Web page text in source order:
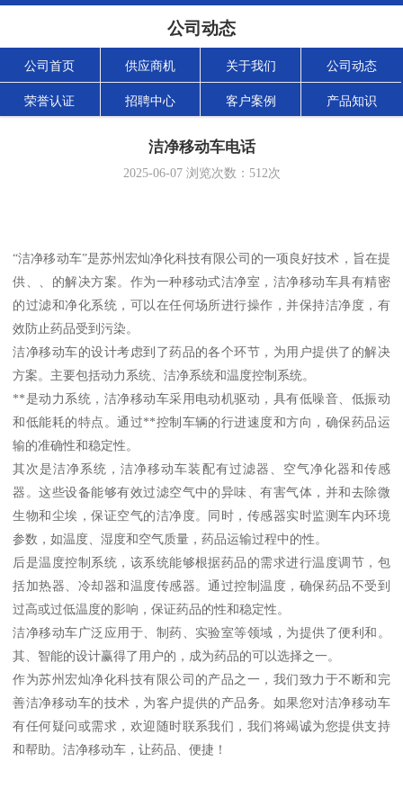
公司动态
公司首页 供应商机 关于我们 公司动态
荣誉认证 招聘中心 客户案例 产品知识
洁净移动车电话
2025-06-07浏览次数： 512次
“洁净移动车”是苏州宏灿净化科技有限公司的一项良好技术，旨在提
供、、的解决方案。作为一种移动式洁净室，洁净移动车具有精密
的过滤和净化系统，可以在任何场所进行操作，并保持洁净度，有
效防止药品受到污染。
洁净移动车的设计考虑到了药品的各个环节，为用户提供了的解决
方案。主要包括动力系统、洁净系统和温度控制系统。
**是动力系统，洁净移动车采用电动机驱动，具有低噪音、低振动
和低能耗的特点。通过**控制车辆的行进速度和方向，确保药品运
输的准确性和稳定性。
其次是洁净系统，洁净移动车装配有过滤器、空气净化器和传感
器。这些设备能够有效过滤空气中的异味、有害气体，并和去除微
生物和尘埃，保证空气的洁净度。同时，传感器实时监测车内环境
参数，如温度、湿度和空气质量，药品运输过程中的性。
后是温度控制系统，该系统能够根据药品的需求进行温度调节，包
括加热器、冷却器和温度传感器。通过控制温度，确保药品不受到
过高或过低温度的影响，保证药品的性和稳定性。
洁净移动车广泛应用于、制药、实验室等领域，为提供了便利和。
其、智能的设计赢得了用户的，成为药品的可以选择之一。
作为苏州宏灿净化科技有限公司的产品之一，我们致力于不断和完
善洁净移动车的技术，为客户提供的产品务。如果您对洁净移动车
有任何疑问或需求，欢迎随时联系我们，我们将竭诚为您提供支持
和帮助。洁净移动车，让药品、便捷！